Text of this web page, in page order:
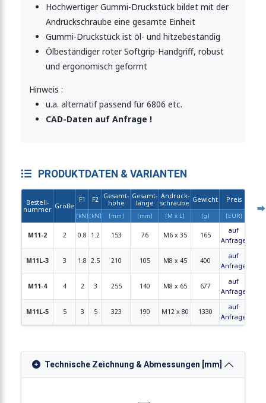
Hochwertiger Gummi-Druckstück bildet mit der
Andrückschraube eine gesamte Einheit
Gummi-Druckstück ist öl- und hitzebeständig
Ölbeständiger roter Softgrip-Handgriff, robust
und ergonomisch geformt
Hinweis :
u.a. alternatif passend für 6806 etc.
CAD-Daten auf Anfrage !
PRODUKTDATEN & VARIANTEN
Bestell-
nummer Größe
F1 F2
Gesamt-
höhe
Gesamt-
länge
Andruck-
schraube Gewicht Preis
CAD
[kN] [kN] [mm] [mm] [M x L] [g] [EUR]
M11-2 2 0.8 1.2 153 76 M6 x 35 165
auf
Anfrage
M11L-3 3 1.8 2.5 210 105 M8 x 45 400
auf
Anfrage
M11-4 4 2 3 255 140 M8 x 65 677
auf
Anfrage
M11L-5 5 3 5 323 190 M12 x 80 1330
auf
Anfrage
Technische Zeichnung & Abmessungen [mm]